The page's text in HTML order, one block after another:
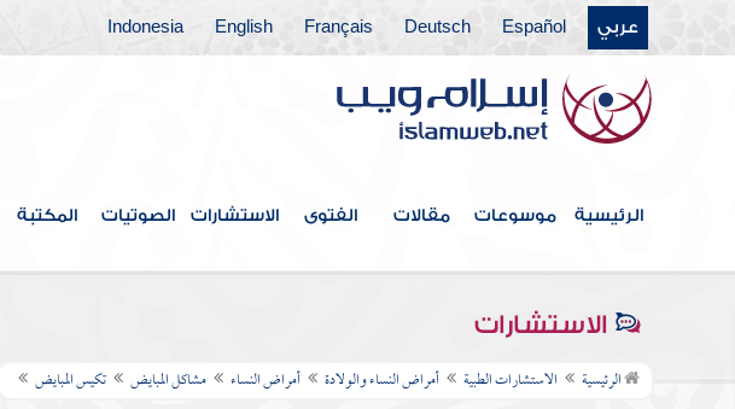
عربي Español
Deutsch
Français
English
Indonesia
الرئيسية موسوعات مقالات الفتوى الاستشارات الصوتيات المكتبة
الاستشارات
الرئيسية الاستشارات الطبية أمراض النساء والولادة أمراض النساء مشاكل المبايض تكيس المبايض